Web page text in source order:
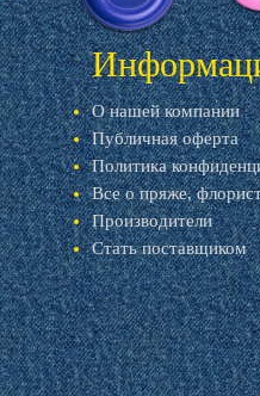
О нашей компании
Публичная оферта
Политика
Все о пряже,
Производители
Стать поставщиком